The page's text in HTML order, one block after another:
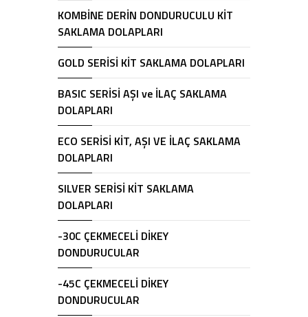
KOMBİNE DERİN DONDURUCULU KİT
SAKLAMA DOLAPLARI
GOLD SERİSİ KİT SAKLAMA DOLAPLARI
BASIC SERİSİ AŞI ve İLAÇ SAKLAMA
DOLAPLARI
ECO SERİSİ KİT, AŞI VE İLAÇ SAKLAMA
DOLAPLARI
SILVER SERİSİ KİT SAKLAMA
DOLAPLARI
-30C ÇEKMECELİ DİKEY
DONDURUCULAR
-45C ÇEKMECELİ DİKEY
DONDURUCULAR